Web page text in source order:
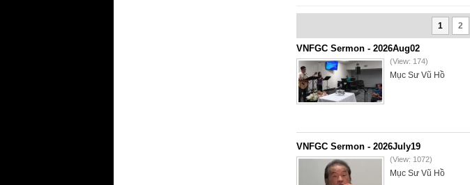
1 2
VNFGC Sermon - 2026Aug02
(View: 174)
Mục Sư Vũ Hồ
VNFGC Sermon - 2026July19
(View: 1072)
Mục Sư Vũ Hồ